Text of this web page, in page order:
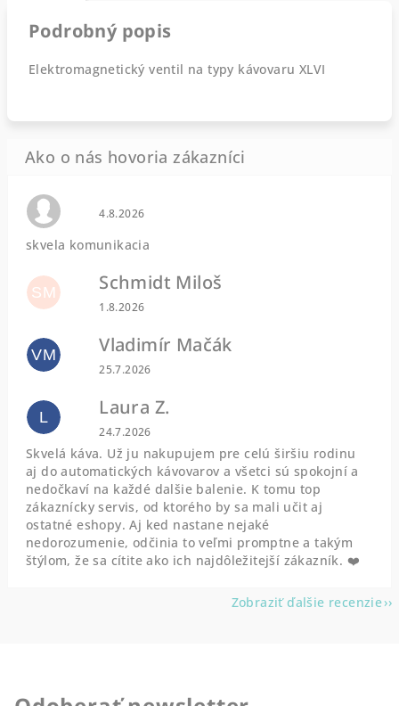
Podrobný popis
Elektromagnetický ventil na typy kávovaru XLVI
Hodnotenie obchodu je 0 z 5 hviezdičiek.
4.8.2026
skvela komunikacia
SM Schmidt Miloš
Hodnotenie obchodu je 5 z 5 hviezdičiek.
1.8.2026
VM Vladimír Mačák
Hodnotenie obchodu je 5 z 5 hviezdičiek.
25.7.2026
L Laura Z.
Hodnotenie obchodu je 5 z 5 hviezdičiek.
24.7.2026
Skvelá káva. Už ju nakupujem pre celú širšiu rodinu
aj do automatických kávovarov a všetci sú spokojní a
nedočkaví na každé dalšie balenie. K tomu top
zákaznícky servis, od ktorého by sa mali učit aj
ostatné eshopy. Aj ked nastane nejaké
nedorozumenie, odčinia to veľmi promptne a takým
štýlom, že sa cítite ako ich najdôležitejší zákazník. ❤️
Zobraziť ďalšie recenzie